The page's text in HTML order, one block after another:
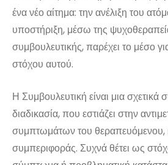
ένα νέο αίτημα: την ανέλιξη του
υποστήριξη, μέσω της
συμβουλευτικής, παρέχει το μέσο
στόχου αυτού.
Η Συμβουλευτική είναι μια σχετικά
διαδικασία, που εστιάζει στην
συμπτωμάτων του θεραπευόμενου,
συμπεριφοράς. Συχνά θέτει ως